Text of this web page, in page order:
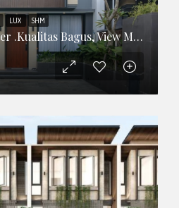
Rumah 2 Lt Di Cluster .Kualitas Bagus, View Merapi
LUX SHM